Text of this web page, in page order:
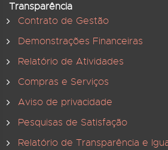
Transparência
Contrato de Gestão
Demonstrações Financeiras
Relatório de Atividades
Compras e Serviços
Aviso de privacidade
Pesquisas de Satisfação
Relatório de Transparência e